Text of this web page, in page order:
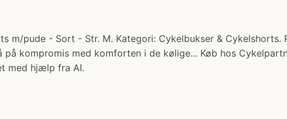
m/pude - Sort - Str. M. Kategori: Cykelbukser & Cykelshorts.
kompromis med komforten i de kølige... Køb hos
med hjælp fra AI.